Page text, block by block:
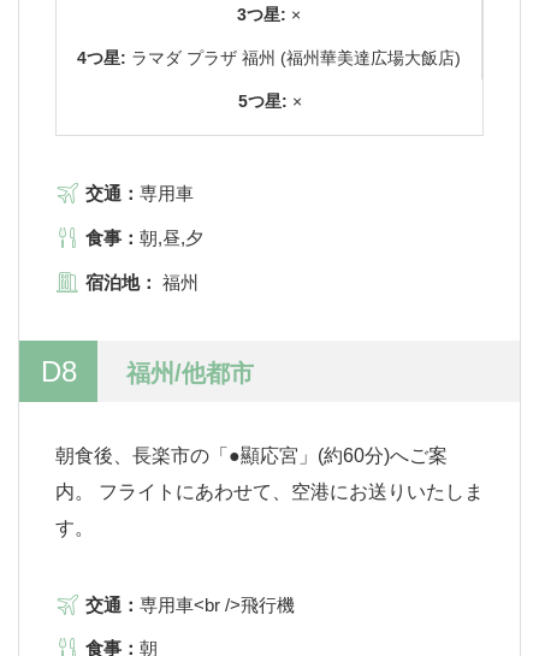
3つ星: ×
4つ星: ラマダ プラザ 福州 (福州華美達広場大飯店)
5つ星: ×
交通： 専用車
食事： 朝,昼,夕
宿泊地： 福州
D8 福州/他都市
朝食後、長楽市の「●顯応宮」(約60分)へご案
内。 フライトにあわせて、空港にお送りいたしま
す。
交通： 専用車<br />飛行機
食事： 朝